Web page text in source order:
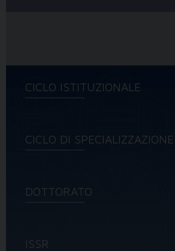
CICLO ISTITUZIONALE
CICLO DI SPECIALIZZAZIONE
DOTTORATO
ISSR